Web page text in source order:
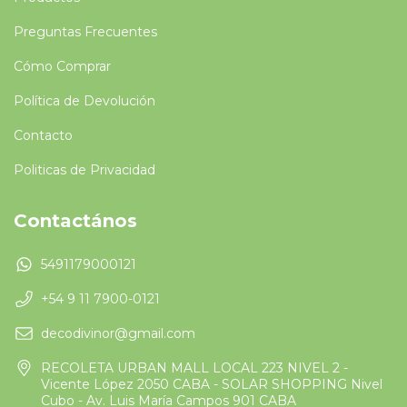
Preguntas Frecuentes
Cómo Comprar
Política de Devolución
Contacto
Politicas de Privacidad
Contactános
5491179000121
+54 9 11 7900-0121
decodivinor@gmail.com
RECOLETA URBAN MALL LOCAL 223 NIVEL 2 -
Vicente López 2050 CABA - SOLAR SHOPPING Nivel
Cubo - Av. Luis María Campos 901 CABA